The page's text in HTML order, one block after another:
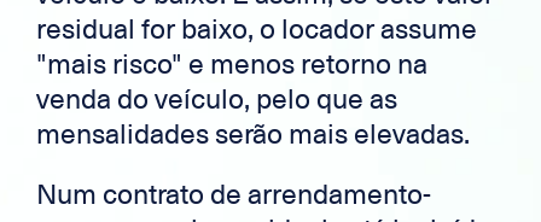
residual for baixo, o locador assume
"mais risco" e menos retorno na
venda do veículo, pelo que as
mensalidades serão mais elevadas.
Num contrato de arrendamento-